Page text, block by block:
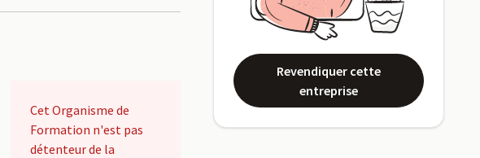
Cet Organisme de
Formation n'est pas
détenteur de la
Revendiquer cette
entreprise